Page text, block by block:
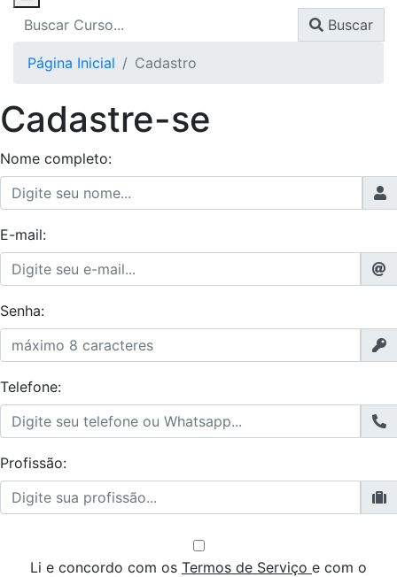
Buscar
Página Inicial Cadastro
Cadastre-se
Nome completo:
E-mail:
Senha:
Telefone:
Profissão:
Li e concordo com os Termos de Serviço e com o